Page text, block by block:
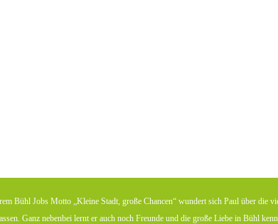
Bühl Jobs Motto „Kleine Stadt, große Chancen“ wundert sich Paul über
Ganz nebenbei lernt er auch noch Freunde und die große Liebe in Bühl